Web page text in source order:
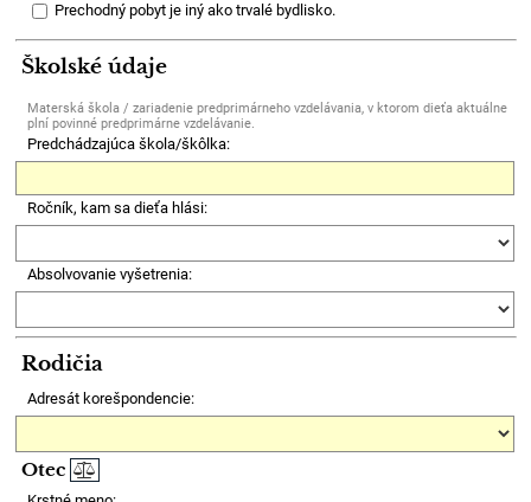
Prechodný pobyt je iný ako trvalé bydlisko.
Školské údaje
Materská škola / zariadenie predprimárneho vzdelávania, v ktorom dieťa aktuálne
plní povinné predprimárne vzdelávanie.
Predchádzajúca škola/škôlka:
Ročník, kam sa dieťa hlási:
Absolvovanie vyšetrenia:
Rodičia
Adresát korešpondencie:
Otec